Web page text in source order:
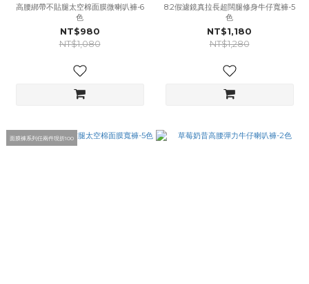
高腰綁帶不貼腿太空棉面膜微喇叭褲-6
色
NT$980
NT$1,080
8:2假濾鏡真拉長超闊腿修身牛仔寬褲-5
色
NT$1,180
NT$1,280
面膜褲系列任兩件現折100